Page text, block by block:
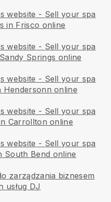
website - Sell your spa
in Frisco online
website - Sell your spa
Springs online
website - Sell your spa
Hendersonn online
website - Sell your spa
Carrollton online
website - Sell your spa
South Bend online
zarządzania biznesem
usług DJ